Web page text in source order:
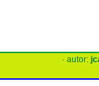
· autor: